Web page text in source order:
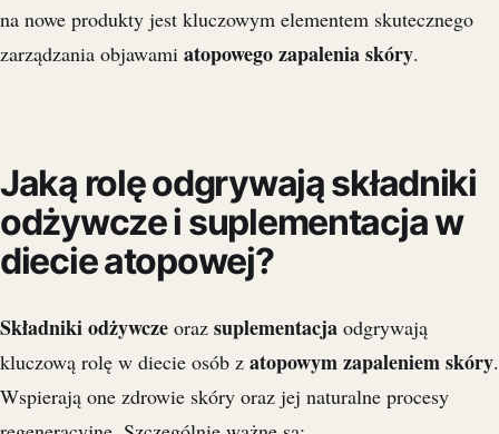
na nowe produkty jest kluczowym elementem skutecznego
zarządzania objawami atopowego zapalenia skóry.
Jaką rolę odgrywają składniki
odżywcze i suplementacja w
diecie atopowej?
Składniki odżywcze oraz suplementacja odgrywają
kluczową rolę w diecie osób z atopowym zapaleniem skóry.
Wspierają one zdrowie skóry oraz jej naturalne procesy